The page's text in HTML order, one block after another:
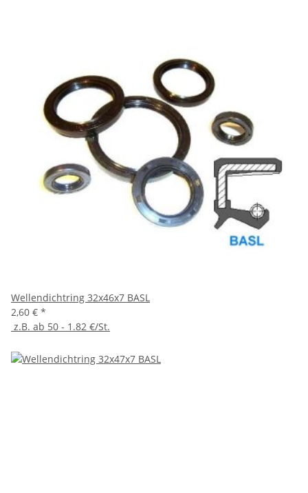
Wellendichtring 32x46x7 BASL
2,60 € *
z.B. ab 50 - 1.82 €/St.